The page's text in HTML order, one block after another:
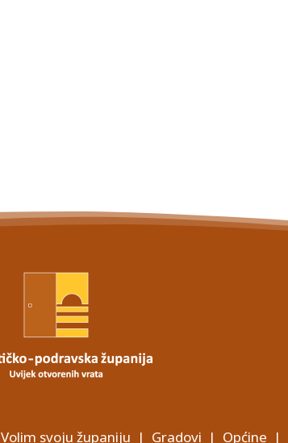
Volim svoju županiju | Gradovi | Općine |